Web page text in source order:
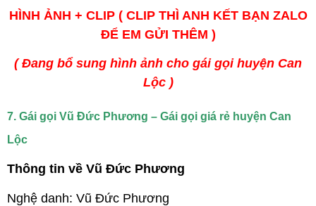
HÌNH ẢNH + CLIP ( CLIP THÌ ANH KẾT BẠN ZALO
ĐỂ EM GỬI THÊM )
( Đang bổ sung hình ảnh cho gái gọi huyện Can
Lộc )
7. Gái gọi Vũ Đức Phương – Gái gọi giá rẻ huyện Can
Lộc
Thông tin về Vũ Đức Phương
Nghệ danh: Vũ Đức Phương